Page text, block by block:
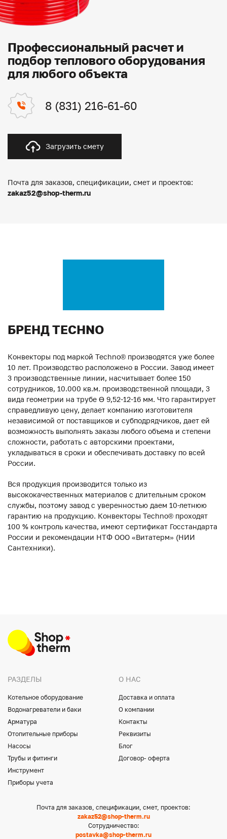
Профессиональный расчет и
подбор теплового оборудования
для любого объекта
8 (831) 216-61-60
Загрузить смету
Почта для заказов, спецификации, смет и проектов:
zakaz52@shop-therm.ru
БРЕНД TECHNO
Конвекторы под маркой Techno® производятся уже более
10 лет. Производство расположено в России. Завод имеет
3 производственные линии, насчитывает более 150
сотрудников, 10.000 кв.м. производственной площади, 3
вида геометрии на трубе ϴ 9,52-12-16 мм. Что гарантирует
справедливую цену, делает компанию изготовителя
независимой от поставщиков и субподрядчиков, дает ей
возможность выполнять заказы любого объема и степени
сложности, работать с авторскими проектами,
укладываться в сроки и обеспечивать доставку по всей
России.
Вся продукция производится только из
высококачественных материалов с длительным сроком
службы, поэтому завод с уверенностью даем 10-летнюю
гарантию на продукцию. Конвекторы Techno® проходят
100 % контроль качества, имеют сертификат Госстандарта
России и рекомендации НТФ ООО «Витатерм» (НИИ
Сантехники).
РАЗДЕЛЫ
Котельное оборудование
Водонагреватели и баки
Арматура
Отопительные приборы
Насосы
Трубы и фитинги
Инструмент
Приборы учета
О НАС
Доставка и оплата
О компании
Контакты
Реквизиты
Блог
Договор- оферта
Почта для заказов, спецификации, смет, проектов:
zakaz52@shop-therm.ru
Сотрудничество:
postavka@shop-therm.ru